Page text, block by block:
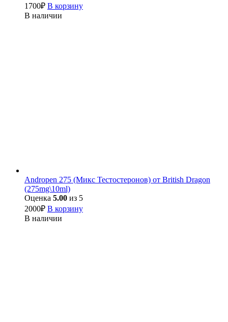
1700₽ В корзину
В наличии
Andropen 275 (Микс Тестостеронов) от British Dragon
(275mg\10ml)
Оценка 5.00 из 5
2000₽ В корзину
В наличии